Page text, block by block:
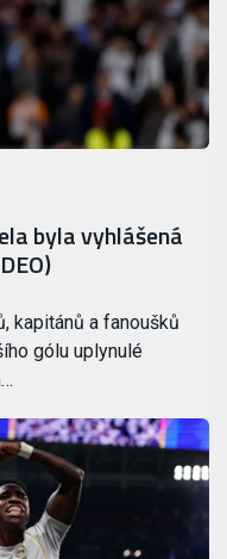
byla vyhlášená
kapitánů a fanoušků
gólu uplynulé